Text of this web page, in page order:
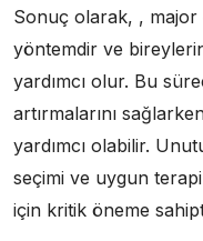
Sonuç olarak, , major
yöntemdir ve
yardımcı olur. Bu
artırmalarını
yardımcı olabilir.
seçimi ve uygun
için kritik öneme